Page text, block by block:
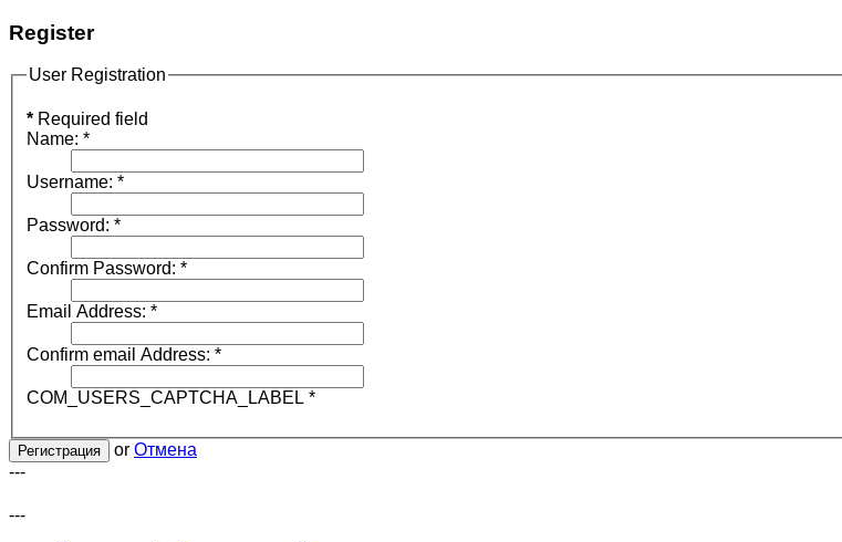
Register
User Registration
* Required field
Name: *
Username: *
Password: *
Confirm Password: *
Email Address: *
Confirm email Address: *
COM_USERS_CAPTCHA_LABEL *
Регистрация or Отмена
---
---